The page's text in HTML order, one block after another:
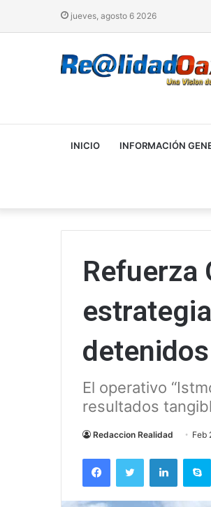
jueves, agosto 6 2026
INICIO INFORMACIÓN
Refuerza
detenidos
El operativo
resultados
Redaccion Realidad Feb
FacebookTwitter LinkedIn